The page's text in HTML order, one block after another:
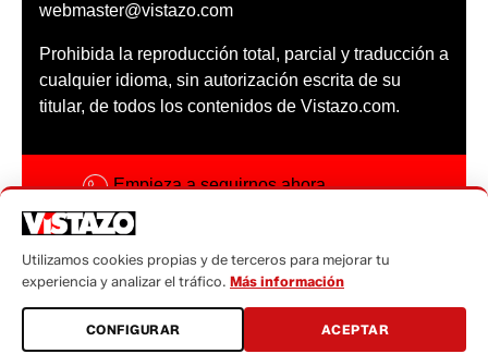
webmaster@vistazo.com
Prohibida la reproducción total, parcial y traducción a
cualquier idioma, sin autorización escrita de su
titular, de todos los contenidos de Vistazo.com.
Empieza a seguirnos ahora
Código ética
Sugerencias a:
sugerencias@vistazo.com
Utilizamos cookies propias y de terceros para mejorar tu
experiencia y analizar el tráfico. Más información
CONFIGURAR ACEPTAR